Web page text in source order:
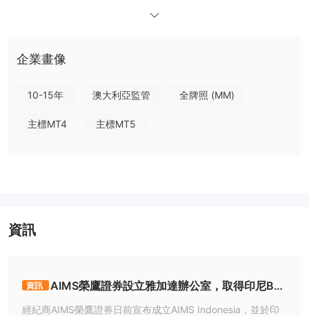
Auric International Markets (榮鷹證券) 相關實體受澳大利亞和
相應的金融業務活動。
我可以在榮鷹證券上交易什麼？
財務風險。
榮鷹證券 提供兩種活動帳戶：MAM帳戶和標準帳戶。以下是一些相
槓桿
榮鷹證券 提供彈性槓桿，從1:1到1:200。
企業畫像
10-15年 澳大利亞監管 全牌照 (MM)
主標MT4 主標MT5
資訊
資訊
AIMS榮鷹證券設立雅加達辦公室，取得印尼BA
PPEBTI牌照
經紀商AIMS榮鷹證券日前宣布成立AIMS Indonesia，並於印